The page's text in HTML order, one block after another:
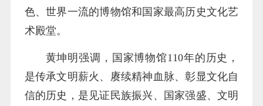
色、世界一流的博物馆和国家最高历史文化艺
术殿堂。
黄坤明强调，国家博物馆110年的历史，
是传承文明薪火、赓续精神血脉、彰显文化自
信的历史，是见证民族振兴、国家强盛、文明